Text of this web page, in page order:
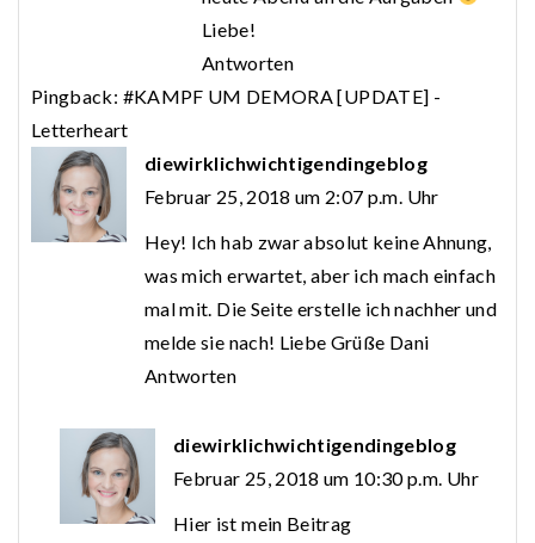
Liebe!
Antworten
Pingback: #KAMPF UM DEMORA [UPDATE] -
Letterheart
diewirklichwichtigendingeblog
Februar 25, 2018 um 2:07 p.m. Uhr
Hey! Ich hab zwar absolut keine Ahnung,
was mich erwartet, aber ich mach einfach
mal mit. Die Seite erstelle ich nachher und
melde sie nach! Liebe Grüße Dani
Antworten
diewirklichwichtigendingeblog
Februar 25, 2018 um 10:30 p.m. Uhr
Hier ist mein Beitrag